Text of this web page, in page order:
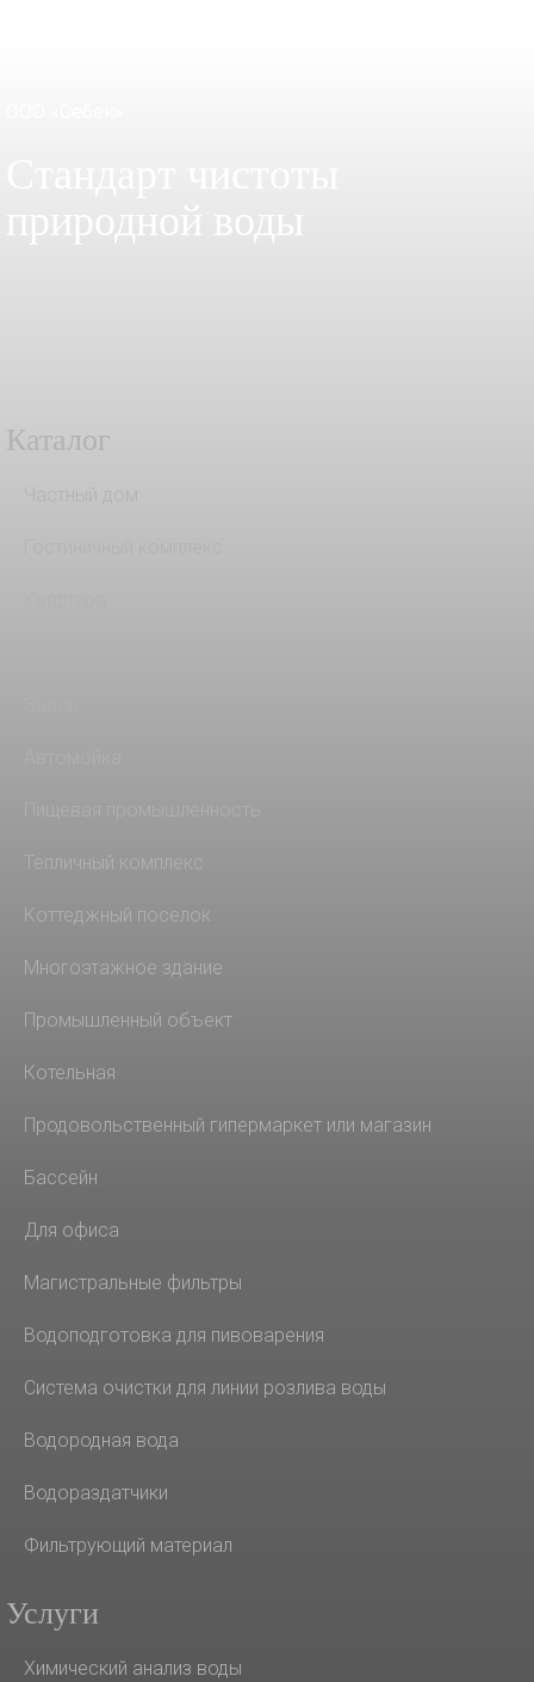
природной воды
Каталог
Тепличный комплекс
Коттеджный поселок
Многоэтажное здание
Промышленный объект
Котельная
Продовольственный гипермаркет или магазин
Бассейн
Для офиса
Магистральные фильтры
Водоподготовка для пивоварения
Система очистки для линии розлива воды
Водородная вода
Водораздатчики
Фильтрующий материал
Услуги
Химический анализ воды